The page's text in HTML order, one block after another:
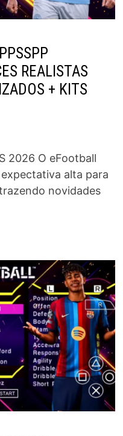
REALISTAS
+ KITS
2026 O eFootball
alta para
novidades